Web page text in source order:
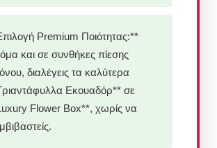
Premium Ποιότητας:**
και σε συνθήκες πίεσης
διαλέγεις τα καλύτερα
Εκουαδόρ** σε
Flower Box**, χωρίς να